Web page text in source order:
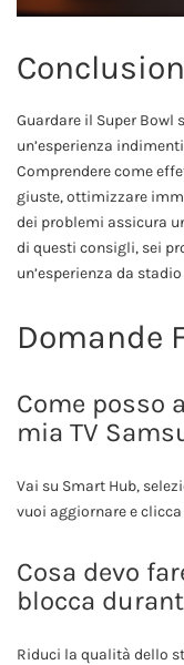
Guardare il Super Bowl
un’esperienza
Comprendere come
giuste, ottimizzare
dei problemi assicura
di questi consigli, sei
un’esperienza da
Domande
Come posso
mia TV
Vai su Smart Hub,
vuoi aggiornare e clicca
Cosa devo
blocca
Riduci la qualità dello